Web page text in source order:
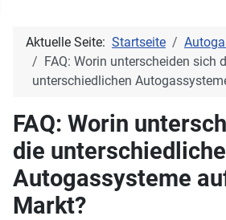
Aktuelle Seite: Startseite
FAQ: Worin unterscheiden sich
unterschiedlichen
FAQ: Worin
die
Autogassysteme
Markt?